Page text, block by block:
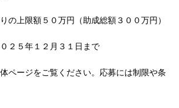
の上限額５０万円（助成総額３００万円）
２５年１２月３１日まで
ページをご覧ください。応募には制限や条